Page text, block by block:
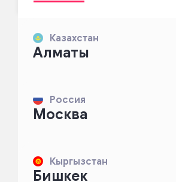
Казахстан
Алматы
Россия
Москва
Кыргызстан
Бишкек